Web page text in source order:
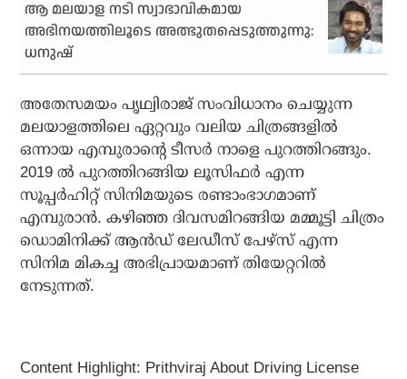
ആ മലയാള നടി സ്വാഭാവികമായ
അഭിനയത്തിലൂടെ അത്ഭുതപ്പെടുത്തുന്നു:
ധനുഷ്
അതേസമയം പൃഥ്വിരാജ് സംവിധാനം ചെയ്യുന്ന
മലയാളത്തിലെ ഏറ്റവും വലിയ ചിത്രങ്ങളിൽ
ഒന്നായ എമ്പുരാന്റെ ടീസർ നാളെ പുറത്തിറങ്ങും.
2019 ൽ പുറത്തിറങ്ങിയ ലൂസിഫർ എന്ന
സൂപ്പർഹിറ്റ് സിനിമയുടെ രണ്ടാംഭാഗമാണ്
എമ്പുരാൻ. കഴിഞ്ഞ ദിവസമിറങ്ങിയ മമ്മൂട്ടി ചിത്രം
ഡൊമിനിക്ക് ആൻഡ് ലേഡീസ് പേഴ്‌സ് എന്ന
സിനിമ മികച്ച അഭിപ്രായമാണ് തിയേറ്ററിൽ
നേടുന്നത്.
Content Highlight: Prithviraj About Driving License